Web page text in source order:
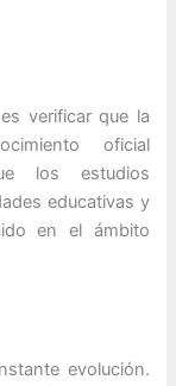
verificar que la
oficial
los estudios
educativas y
en el ámbito
evolución.